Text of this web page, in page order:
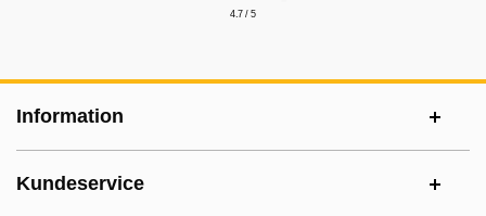
4.7 / 5
Information
Kundeservice